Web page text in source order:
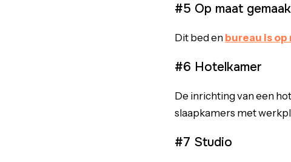
#5 Op maat
Dit bed en bureau is
#6 Hotelkamer
De inrichting van een
slaapkamers met
#7 Studio